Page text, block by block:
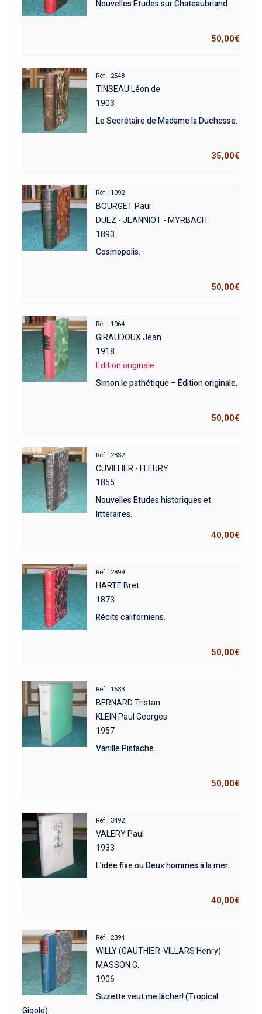
Nouvelles Etudes sur Chateaubriand.
50,00€
Réf : 2548
TINSEAU Léon de
1903
Le Secrétaire de Madame la Duchesse.
35,00€
Réf : 1092
BOURGET Paul
DUEZ - JEANNIOT - MYRBACH
1893
Cosmopolis.
50,00€
Réf : 1064
GIRAUDOUX Jean
1918
Edition originale
Simon le pathétique – Édition originale.
50,00€
Réf : 2832
CUVILLIER - FLEURY
1855
Nouvelles Etudes historiques et
littéraires.
40,00€
Réf : 2899
HARTE Bret
1873
Récits californiens.
50,00€
Réf : 1633
BERNARD Tristan
KLEIN Paul Georges
1957
Vanille Pistache.
50,00€
Réf : 3492
VALERY Paul
1933
L’idée fixe ou Deux hommes à la mer.
40,00€
Réf : 2394
WILLY (GAUTHIER-VILLARS Henry)
MASSON G.
1906
Suzette veut me lâcher! (Tropical
Gigolo).